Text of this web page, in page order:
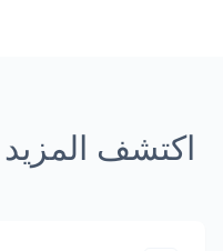
اكتشف